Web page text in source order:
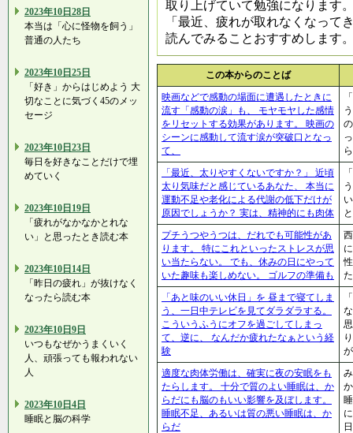
2023年10日28日
本当は「心に怪物を飼う」
普通の人たち
2023年10日25日
「好き」からはじめよう 大
切なことに気づく45のメッ
セージ
2023年10日23日
毎日を好きなことだけで埋
めていく
2023年10日19日
「疲れがなかなかとれな
い」と思ったとき読む本
2023年10日14日
「昨日の疲れ」が抜けなく
なったら読む本
2023年10日9日
いつもなぜかうまくいく
人、頑張っても報われない
人
2023年10日4日
睡眠と脳の科学
取り上げていて勉強になります
「最近、疲れが取れなくなって
読んでみることおすすめします
この本からのことば
映画などで感動の場面に遭遇したときに
流す「感動の涙」も、 モヤモヤした感情
をリセットする効果があります。 映画の
シーンに感動して流す涙が突破口となっ
て、
「最近、太りやすくないですか？」 近頃
太り気味だと感じているあなた、 本当に
運動不足や老化による代謝の低下だけが
原因でしょうか？ 実は、精神的にも肉体
プチうつやうつは、だれでも可能性があ
ります。 特にこれといったストレスが思
い当たらない。 でも、休みの日にやって
いた趣味も楽しめない。 ゴルフの準備も
「あと味のいい休日」を 昼まで寝てしま
う、一日中テレビを見てダラダラする。
こういうふうにオフを過ごしてしまっ
て、逆に、 なんだか疲れたなぁという経
験
適度な肉体労働は、確実に夜の安眠をも
たらします。 十分で質のよい睡眠は、か
らだにも脳のもいい影響を及ぼします。
睡眠不足、あるいは質の悪い睡眠は、か
らだ
日